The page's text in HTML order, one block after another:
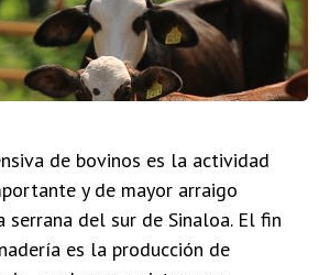
de bovinos es la actividad
y de mayor arraigo
del sur de Sinaloa. El fin
es la producción de